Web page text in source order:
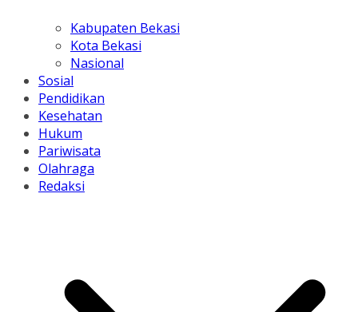
Kabupaten Bekasi
Kota Bekasi
Nasional
Sosial
Pendidikan
Kesehatan
Hukum
Pariwisata
Olahraga
Redaksi